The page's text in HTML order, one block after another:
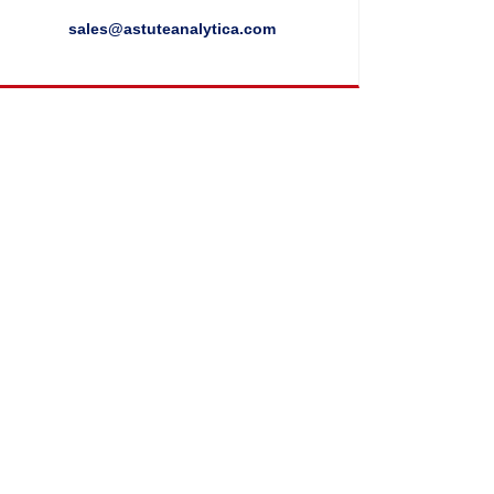
sales@astuteanalytica.com